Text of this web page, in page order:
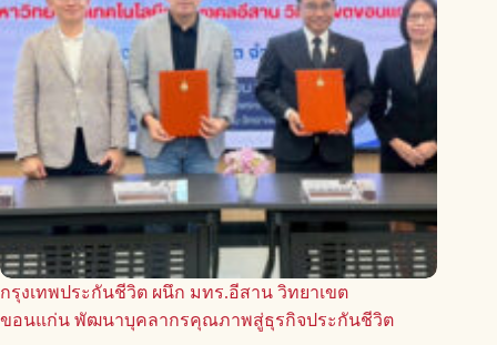
กรุงเทพประกันชีวิต ผนึก มทร.อีสาน วิทยาเขต
ขอนแก่น พัฒนาบุคลากรคุณภาพสู่ธุรกิจประกันชีวิต